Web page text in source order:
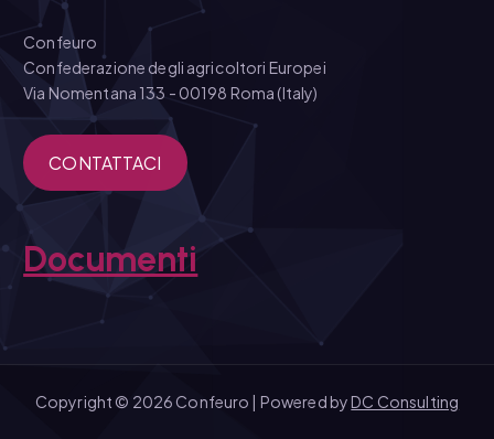
Confeuro
Confederazione degli agricoltori Europei
Via Nomentana 133 - 00198 Roma (Italy)
CONTATTACI
Documenti
Copyright © 2026 Confeuro | Powered byDC Consulting